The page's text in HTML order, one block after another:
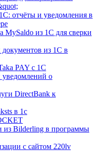
отчёты и уведомления в
MySaldo из 1C для сверки
из 1С в
PAY с 1С
о
DirectBank к
в 1с
из Bilderling в программы
с сайтом 220lv